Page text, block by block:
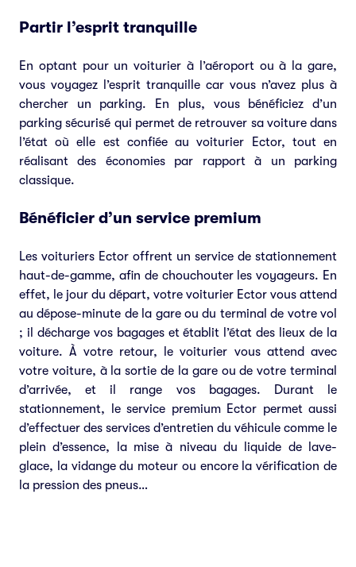
Partir l’esprit tranquille
En optant pour un voiturier à l’aéroport ou à la gare,
vous voyagez l’esprit tranquille car vous n’avez plus à
chercher un parking. En plus, vous bénéficiez d’un
parking sécurisé qui permet de retrouver sa voiture dans
l’état où elle est confiée au voiturier Ector, tout en
réalisant des économies par rapport à un parking
classique.
Bénéficier d’un service premium
Les voituriers Ector offrent un service de stationnement
haut-de-gamme, afin de chouchouter les voyageurs. En
effet, le jour du départ, votre voiturier Ector vous attend
au dépose-minute de la gare ou du terminal de votre vol
; il décharge vos bagages et établit l’état des lieux de la
voiture. À votre retour, le voiturier vous attend avec
votre voiture, à la sortie de la gare ou de votre terminal
d’arrivée, et il range vos bagages. Durant le
stationnement, le service premium Ector permet aussi
d’effectuer des services d’entretien du véhicule comme le
plein d’essence, la mise à niveau du liquide de lave-
glace, la vidange du moteur ou encore la vérification de
la pression des pneus…